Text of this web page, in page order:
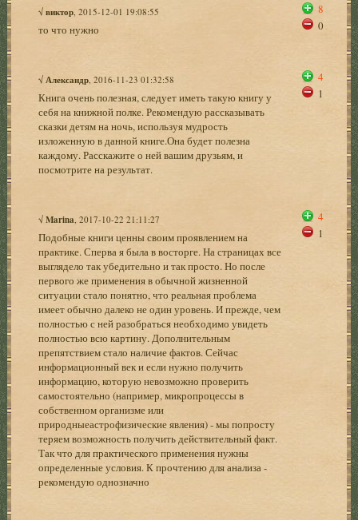
√виктор , 2015-12-01 19:08:55
то что нужно
8
0
√ Александр , 2016-11-23 01:32:58
Книга очень полезная, следует иметь такую книгу у
себя на книжной полке. Рекомендую рассказывать
сказки детям на ночь, используя мудрость
изложенную в данной книге.Она будет полезна
каждому. Расскажите о ней вашим друзьям, и
посмотрите на результат.
4
1
√Marina , 2017-10-22 21:11:27
Подобные книги ценны своим проявлением на
практике. Сперва я была в восторге. На страницах все
выглядело так убедительно и так просто. Но после
первого же применения в обычной жизненной
ситуации стало понятно, что реальная проблема
имеет обычно далеко не один уровень. И прежде, чем
полностью с ней разобраться необходимо увидеть
полностью всю картину. Дополнительным
препятствием стало наличие фактов. Сейчас
информационный век и если нужно получить
информацию, которую невозможно проверить
самостоятельно (например, микропроцессы в
собственном организме или
природныеастрофизические явления) - мы попросту
теряем возможность получить действительный факт.
Так что для практического применения нужны
определенные условия. К прочтению для анализа -
рекомендую однозначно
4
1